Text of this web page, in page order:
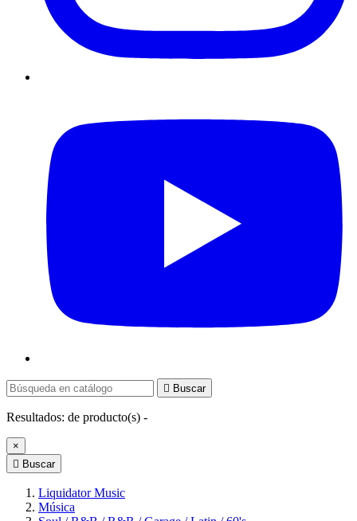
 Buscar
Resultados: de producto(s) -
×
 Buscar
Liquidator Music
Música